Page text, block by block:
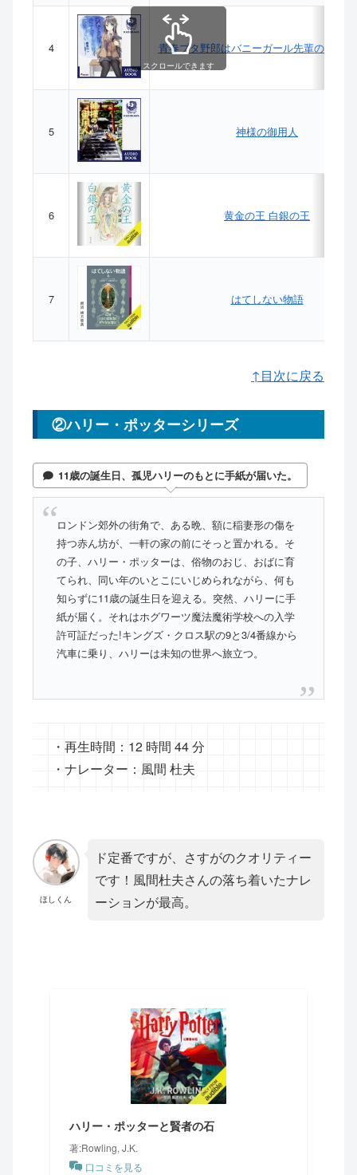
4 青春ブタ野郎はバニーガール先輩の夢を
5 神様の御用人
6 黄金の王 白銀の王
7 はてしない物語
スクロールできます
↑目次に戻る
②ハリー・ポッターシリーズ
11歳の誕生日、孤児ハリーのもとに手紙が届いた。
ロンドン郊外の街角で、ある晩、額に稲妻形の傷を
持つ赤ん坊が、一軒の家の前にそっと置かれる。そ
の子、ハリー・ポッターは、俗物のおじ、おばに育
てられ、同い年のいとこにいじめられながら、何も
知らずに11歳の誕生日を迎える。突然、ハリーに手
紙が届く。それはホグワーツ魔法魔術学校への入学
許可証だった!キングズ・クロス駅の9と3/4番線から
汽車に乗り、ハリーは未知の世界へ旅立つ。
・再生時間：12 時間 44 分
・ナレーター：風間 杜夫
ほしくん
ド定番ですが、さすがのクオリティー
です！風間杜夫さんの落ち着いたナレ
ーションが最高。
ハリー・ポッターと賢者の石
著:Rowling, J.K.
口コミを見る